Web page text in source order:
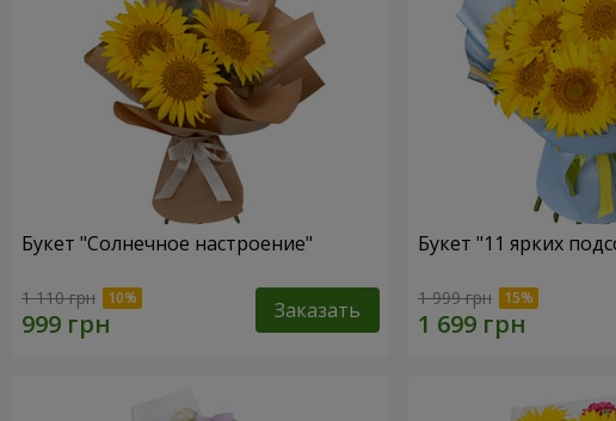
Букет "Солнечное настроение"
1 110 грн Заказать
Букет "11 ярких
1 999 грн